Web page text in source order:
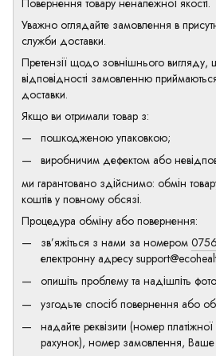
Повернення товару неналежної якості.
Уважно оглядайте замовлення в
служби доставки.
Претензії щодо зовнішнього вигляду,
відповідності замовленню
доставки.
Якщо ви отримали товар з:
пошкодженою упаковкою;
виробничим дефектом або
ми гарантовано здійснимо: обмін
коштів у повному обсязі.
Процедура обміну або повернення:
зв’яжіться з нами за номером
електронну адресу
опишіть проблему та надішліть
узгодьте спосіб повернення або
надайте реквізити (номер
рахунок), номер замовлення, Ваше